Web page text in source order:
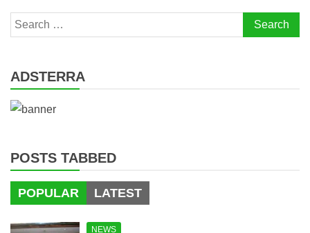
Search
for:
ADSTERRA
POSTS TABBED
POPULAR LATEST
NEWS